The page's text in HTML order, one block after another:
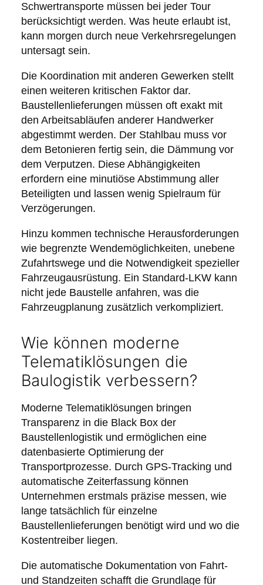
Schwertransporte müssen bei jeder Tour
berücksichtigt werden. Was heute erlaubt ist,
kann morgen durch neue Verkehrsregelungen
untersagt sein.
Die Koordination mit anderen Gewerken stellt
einen weiteren kritischen Faktor dar.
Baustellenlieferungen müssen oft exakt mit
den Arbeitsabläufen anderer Handwerker
abgestimmt werden. Der Stahlbau muss vor
dem Betonieren fertig sein, die Dämmung vor
dem Verputzen. Diese Abhängigkeiten
erfordern eine minutiöse Abstimmung aller
Beteiligten und lassen wenig Spielraum für
Verzögerungen.
Hinzu kommen technische Herausforderungen
wie begrenzte Wendemöglichkeiten, unebene
Zufahrtswege und die Notwendigkeit spezieller
Fahrzeugausrüstung. Ein Standard-LKW kann
nicht jede Baustelle anfahren, was die
Fahrzeugplanung zusätzlich verkompliziert.
Wie können moderne
Telematiklösungen die
Baulogistik verbessern?
Moderne Telematiklösungen bringen
Transparenz in die Black Box der
Baustellenlogistik und ermöglichen eine
datenbasierte Optimierung der
Transportprozesse. Durch GPS-Tracking und
automatische Zeiterfassung können
Unternehmen erstmals präzise messen, wie
lange tatsächlich für einzelne
Baustellenlieferungen benötigt wird und wo die
Kostentreiber liegen.
Die automatische Dokumentation von Fahrt-
und Standzeiten schafft die Grundlage für